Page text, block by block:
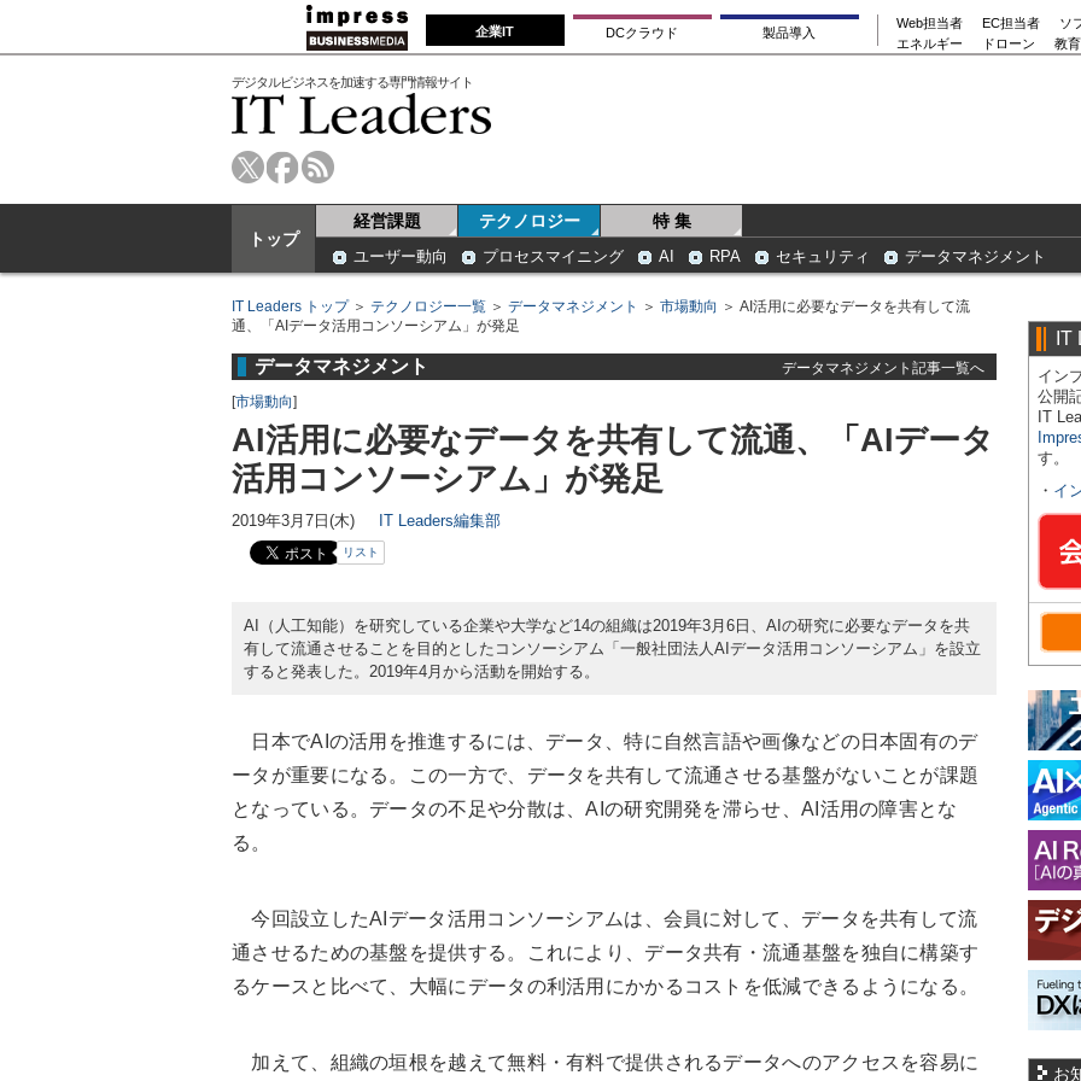
企業IT DCクラウド 製品導入
Web担当者 EC担当者
ソ
エネルギー
ドローン 教
デジタルビジネスを加速する専門情報サイト
トップ
経営課題 テクノロジー 特 集
ユーザー動向 プロセスマイニング AI RPA セキュリティ データマネジメント
IT Leaders トップ＞ テクノロジー一覧 ＞ データマネジメント ＞ 市場動向 ＞ AI活用に必要なデータを共有して流
通、「AIデータ活用コンソーシアム」が発足
データマネジメント
データマネジメント記事一覧へ
[市場動向]
AI活用に必要なデータを共有して流通、「AIデータ
活用コンソーシアム」が発足
2019年3月7日(木) IT Leaders編集部
リスト
AI（人工知能）を研究している企業や大学など14の組織は2019年3月6日、AIの研究に必要なデータを共
有して流通させることを目的としたコンソーシアム「一般社団法人AIデータ活用コンソーシアム」を設立
すると発表した。2019年4月から活動を開始する。
日本でAIの活用を推進するには、データ、特に自然言語や画像などの日本固有のデ
ータが重要になる。この一方で、データを共有して流通させる基盤がないことが課題
となっている。データの不足や分散は、AIの研究開発を滞らせ、AI活用の障害とな
る。
今回設立したAIデータ活用コンソーシアムは、会員に対して、データを共有して流
通させるための基盤を提供する。これにより、データ共有・流通基盤を独自に構築す
るケースと比べて、大幅にデータの利活用にかかるコストを低減できるようになる。
加えて、組織の垣根を越えて無料・有料で提供されるデータへのアクセスを容易に
IT
イン
公開
IT
す。
・ イ
お